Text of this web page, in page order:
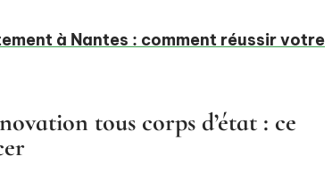
à Nantes : comment réussir votre
tous corps d’état : ce